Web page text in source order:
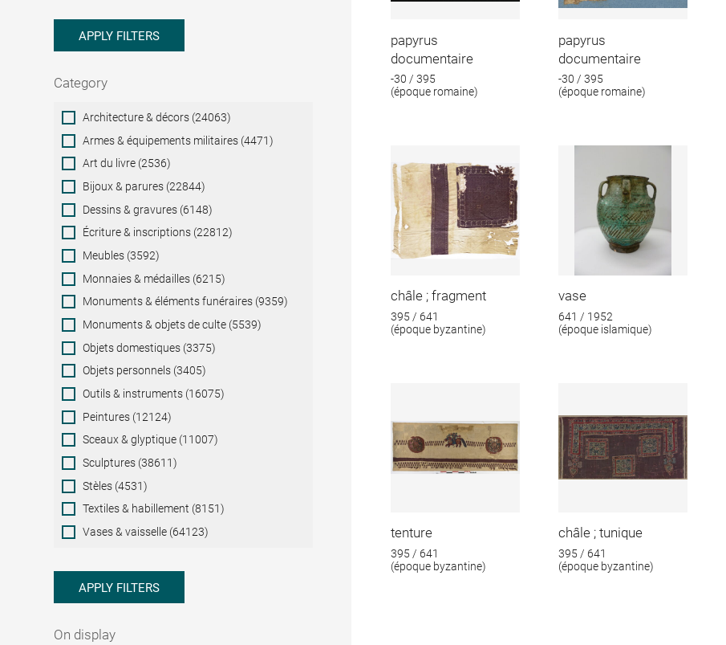
APPLY FILTERS
Category
Category
Architecture & décors (24063)
Armes & équipements militaires (4471)
Art du livre (2536)
Bijoux & parures (22844)
Dessins & gravures (6148)
Écriture & inscriptions (22812)
Meubles (3592)
Monnaies & médailles (6215)
Monuments & éléments funéraires (9359)
Monuments & objets de culte (5539)
Objets domestiques (3375)
Objets personnels (3405)
Outils & instruments (16075)
Peintures (12124)
Sceaux & glyptique (11007)
Sculptures (38611)
Stèles (4531)
Textiles & habillement (8151)
Vases & vaisselle (64123)
APPLY FILTERS
On display
papyrus
documentaire
-30 / 395
(époque romaine)
papyrus
documentaire
-30 / 395
(époque romaine)
châle ; fragment
395 / 641
(époque byzantine)
vase
641 / 1952
(époque islamique)
tenture
395 / 641
(époque byzantine)
châle ; tunique
395 / 641
(époque byzantine)